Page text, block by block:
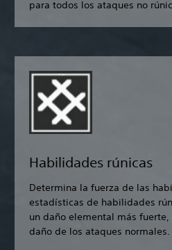
para todos los ataques no
Habilidades rúnicas
Determina la fuerza de las
estadísticas de habilidades
un daño elemental más
daño de los ataques normales.